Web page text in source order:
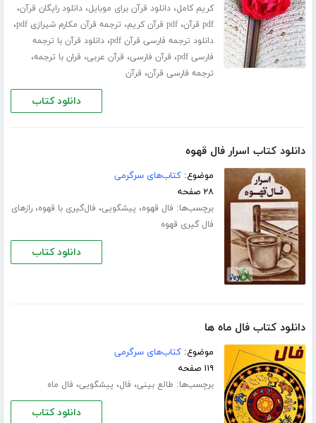
کریم کامل،دانلود قرآن برای موبایل،دانلود رایگان قرآن،
pdf قرآن ،pdf قرآن کریم ، ترجمه قرآن مکارم شیرازی pdf ،
دانلود ترجمه فارسی قرآن pdf ،دانلود قرآن با ترجمه
فارسی pdf
، قرآن فارسی، قرآن عربی، قران با ترجمه،
ترجمه فارسی قرآن، قرآن
دانلود کتاب
دانلود کتاب اسرار فال قهوه
موضوع:کتاب‌های سرگرمی
۲۸ صفحه
برچسب‌ها: فال قهوه، پیشگویی، فال‌گیری با قهوه،رازهای
فال گیری قهوه
دانلود کتاب
دانلود کتاب فال ماه ها
موضوع:کتاب‌های سرگرمی
۱۱۹ صفحه
برچسب‌ها: طالع بینی، فال، پیشگویی، فال ماه
دانلود کتاب